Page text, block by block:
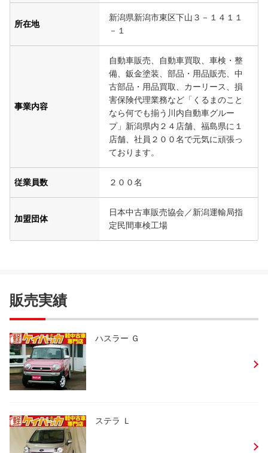
所在地
新潟県新潟市東区下山３－１４１１
－１
事業内容
自動車販売、自動車買取、車検・整
備、鈑金塗装、部品・用品販売、中
古部品・用品買取、カーリース、損
害保険代理業務など「くるまのこと
なら何でも揃う川内自動車グルー
プ」新潟県内２４店舗、福島県に１
店舗、社員２００名で元気に頑張っ
ております。
従業員数 ２００名
加盟団体
日本中古車販売協会／新潟運輸局指
定民間車検工場
販売実績
ハスラー Ｇ
ステラ Ｌ